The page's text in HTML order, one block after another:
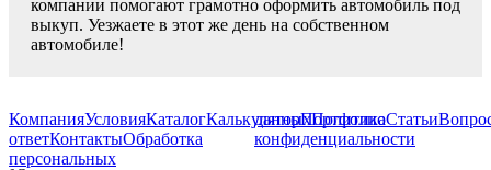
компании помогают грамотно оформить автомобиль под
выкуп. Уезжаете в этот же день на собственном
автомобиле!
КомпанияУсловияКаталогКалькуляторПортфолиоСтатьи
ответКонтактыОбработка
персональных
данныхПолитика
конфиденциальности